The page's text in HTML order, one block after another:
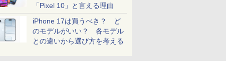
「Pixel 10」と言える理由
iPhone 17は買うべき？ ど
のモデルがいい？ 各モデル
との違いから選び方を考える